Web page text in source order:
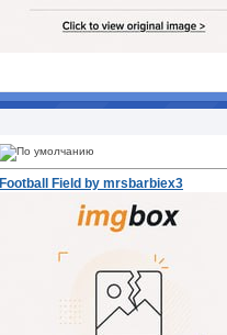
Football Field by mrsbarbiex3